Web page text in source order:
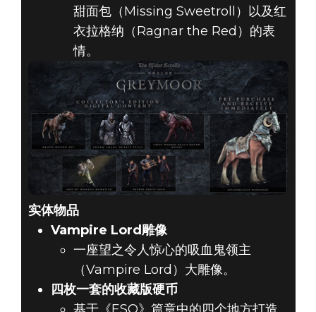
甜面包（Missing Sweetroll）以及红
衣拉格纳（Ragnar the Red）的表
情。
实体物品
Vampire Lord雕像
一座望之令人惊心的吸血鬼领主
（Vampire Lord）大雕像。
四枚一套的收藏版硬币